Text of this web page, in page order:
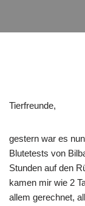
Tierfreunde,
gestern war es
Blutetests von
Stunden auf den
kamen mir wie 2
allem gerechnet,